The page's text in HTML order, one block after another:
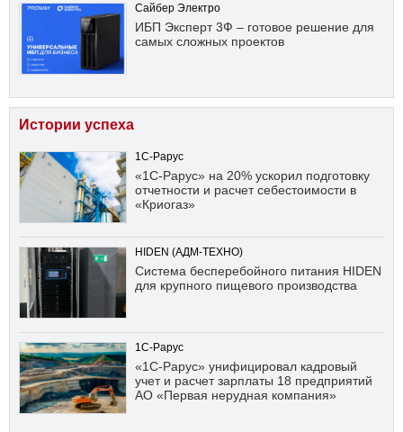
Сайбер Электро
ИБП Эксперт 3Ф – готовое решение для
самых сложных проектов
Истории успеха
1С-Рарус
«1С-Рарус» на 20% ускорил подготовку
отчетности и расчет себестоимости в
«Криогаз»
HIDEN (АДМ-ТЕХНО)
Система бесперебойного питания HIDEN
для крупного пищевого производства
1С-Рарус
«1С-Рарус» унифицировал кадровый
учет и расчет зарплаты 18 предприятий
АО «Первая нерудная компания»